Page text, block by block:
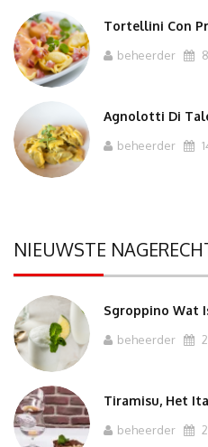
Tortellini Con
beheerder
Agnolotti Di
beheerder
NIEUWSTE
Sgroppino Wat
beheerder
Tiramisu, Het
beheerder